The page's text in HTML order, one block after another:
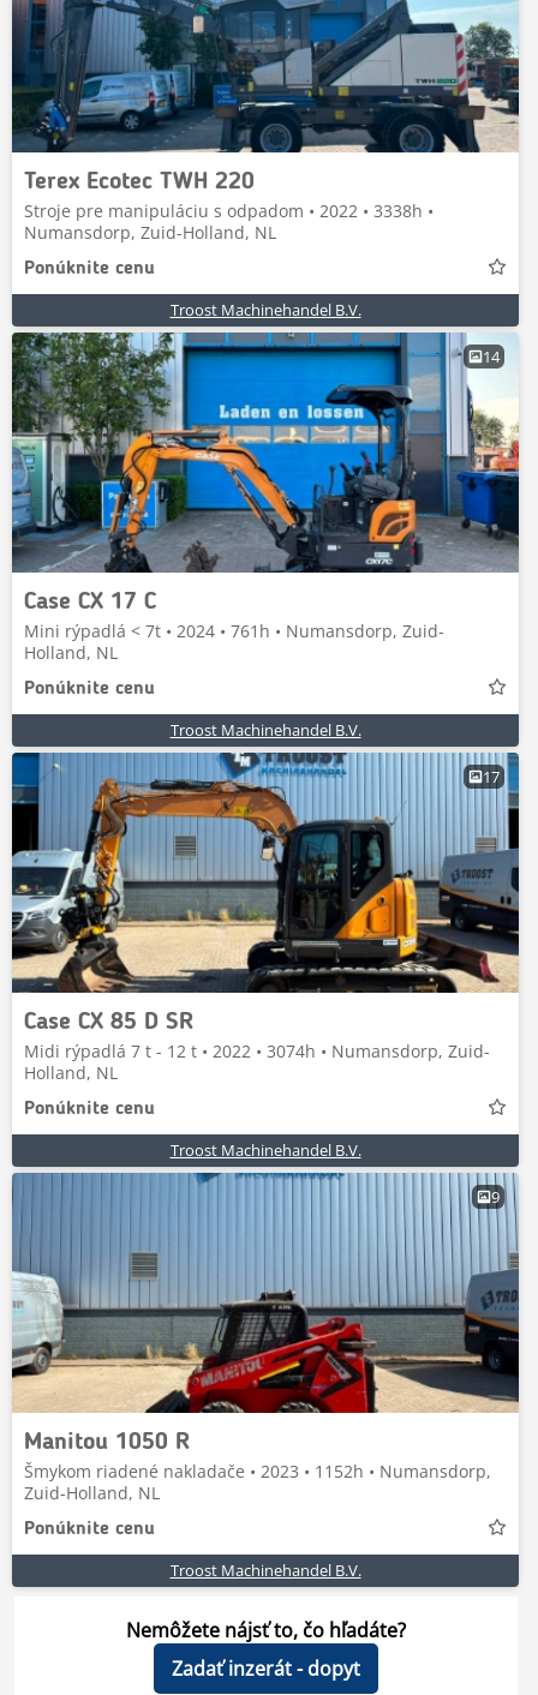
Terex Ecotec TWH 220
Stroje pre manipuláciu s odpadom • 2022 • 3338h •
Numansdorp, Zuid-Holland, NL
Ponúknite cenu
Troost Machinehandel B.V.
14
Case CX 17 C
Mini rýpadlá < 7t • 2024 • 761h • Numansdorp, Zuid-
Holland, NL
Ponúknite cenu
Troost Machinehandel B.V.
17
Case CX 85 D SR
Midi rýpadlá 7 t - 12 t • 2022 • 3074h • Numansdorp, Zuid-
Holland, NL
Ponúknite cenu
Troost Machinehandel B.V.
9
Manitou 1050 R
Šmykom riadené nakladače • 2023 • 1152h • Numansdorp,
Zuid-Holland, NL
Ponúknite cenu
Troost Machinehandel B.V.
Nemôžete nájsť to, čo hľadáte?
Zadať inzerát - dopyt